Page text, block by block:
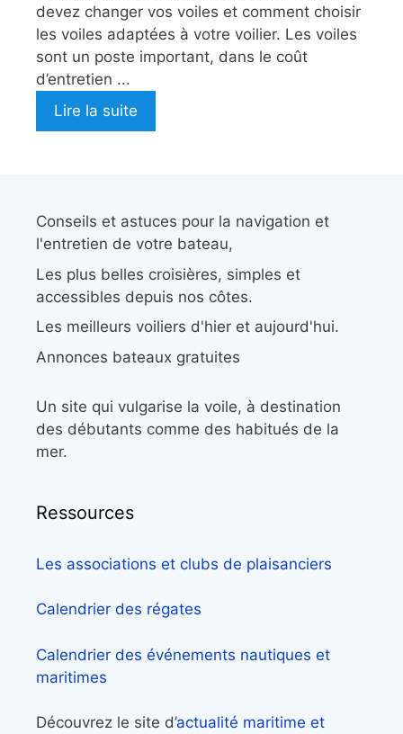
devez changer vos voiles et comment choisir
les voiles adaptées à votre voilier. Les voiles
sont un poste important, dans le coût
d’entretien ...
Lire la suite
Conseils et astuces pour la navigation et
l'entretien de votre bateau,
Les plus belles croisières, simples et
accessibles depuis nos côtes.
Les meilleurs voiliers d'hier et aujourd'hui.
Annonces bateaux gratuites
Un site qui vulgarise la voile, à destination
des débutants comme des habitués de la
mer.
Ressources
Les associations et clubs de plaisanciers
Calendrier des régates
Calendrier des événements nautiques et
maritimes
Découvrez le site d’actualité maritime et